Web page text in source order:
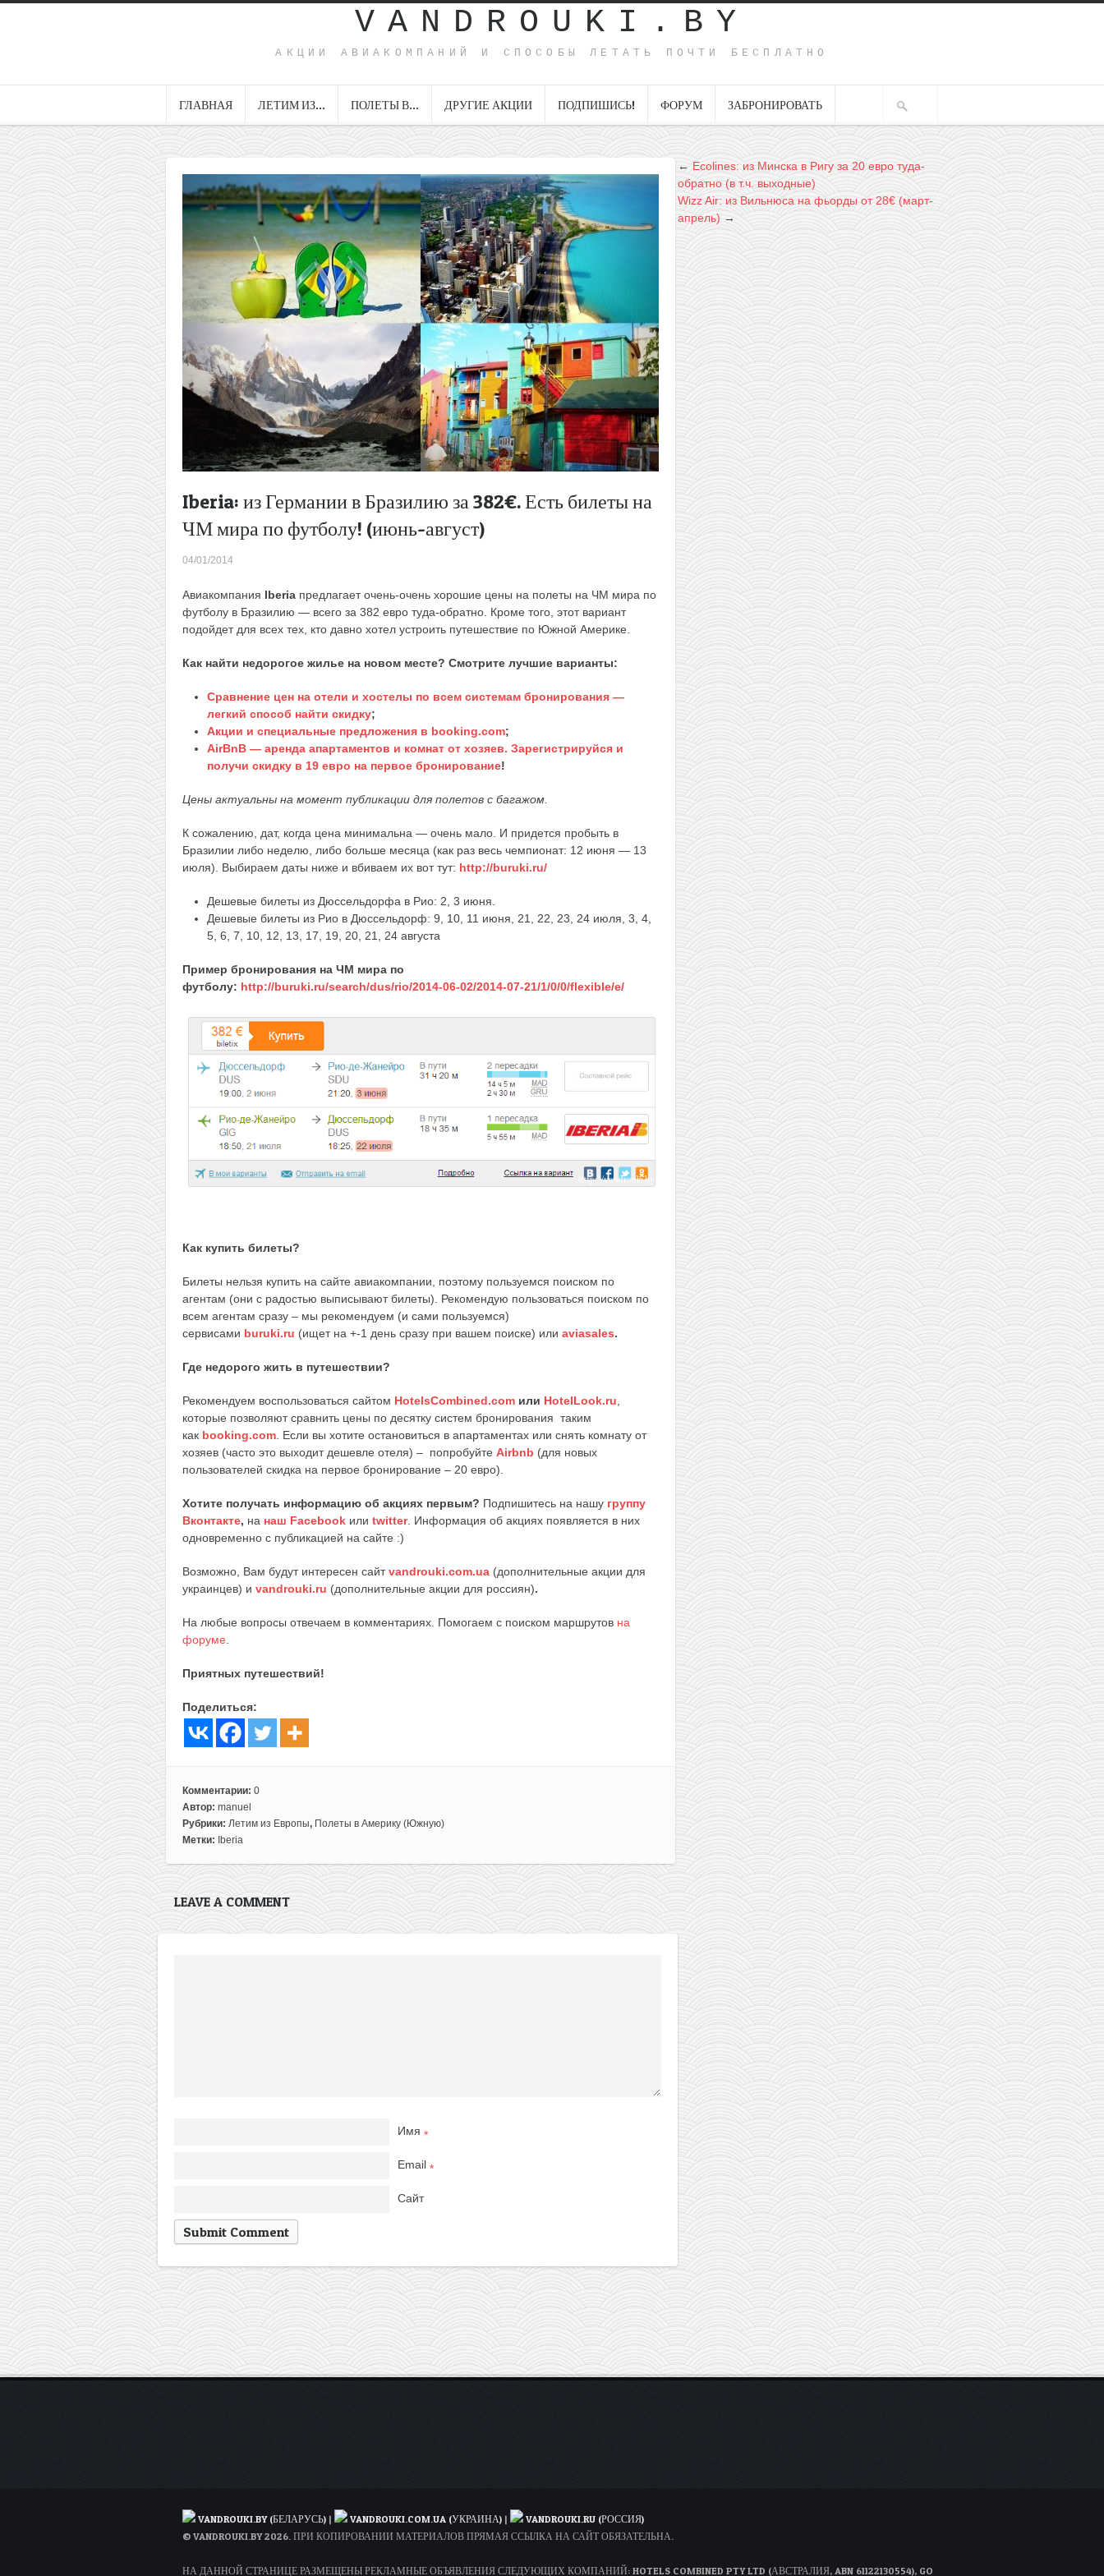
VANDROUKI.BY
АКЦИИ АВИАКОМПАНИЙ И СПОСОБЫ ЛЕТАТЬ ПОЧТИ БЕСПЛАТНО
ГЛАВНАЯ ЛЕТИМ ИЗ… ПОЛЕТЫ В… ДРУГИЕ АКЦИИ ПОДПИШИСЬ! ФОРУМ ЗАБРОНИРОВАТЬ
Iberia: из Германии в Бразилию за 382€. Есть билеты на
ЧМ мира по футболу! (июнь-август)
04/01/2014
Авиакомпания Iberia предлагает очень-очень хорошие цены на полеты на ЧМ мира по
футболу в Бразилию — всего за 382 евро туда-обратно. Кроме того, этот вариант
подойдет для всех тех, кто давно хотел устроить путешествие по Южной Америке.
Как найти недорогое жилье на новом месте? Смотрите лучшие варианты:
Сравнение цен на отели и хостелы по всем системам бронирования —
легкий способ найти скидку;
Акции и специальные предложения в booking.com;
AirBnB — аренда апартаментов и комнат от хозяев. Зарегистрируйся и
получи скидку в 19 евро на первое бронирование!
Цены актуальны на момент публикации для полетов с багажом.
К сожалению, дат, когда цена минимальна — очень мало. И придется пробыть в
Бразилии либо неделю, либо больше месяца (как раз весь чемпионат: 12 июня — 13
июля). Выбираем даты ниже и вбиваем их вот тут: http://buruki.ru/
Дешевые билеты из Дюссельдорфа в Рио: 2, 3 июня.
Дешевые билеты из Рио в Дюссельдорф: 9, 10, 11 июня, 21, 22, 23, 24 июля, 3, 4,
5, 6, 7, 10, 12, 13, 17, 19, 20, 21, 24 августа
Пример бронирования на ЧМ мира по
футболу: http://buruki.ru/search/dus/rio/2014-06-02/2014-07-21/1/0/0/flexible/e/
Как купить билеты?
Билеты нельзя купить на сайте авиакомпании, поэтому пользуемся поиском по
агентам (они с радостью выписывают билеты). Рекомендую пользоваться поиском по
всем агентам сразу – мы рекомендуем (и сами пользуемся)
сервисами buruki.ru (ищет на +-1 день сразу при вашем поиске) или aviasales.
Где недорого жить в путешествии?
Рекомендуем воспользоваться сайтом HotelsCombined.com или HotelLook.ru
которые позволяют сравнить цены по десятку систем бронирования таким
как booking.com . Если вы хотите остановиться в апартаментах или снять комнату от
хозяев (часто это выходит дешевле отеля) – попробуйте Airbnb (для новых
пользователей скидка на первое бронирование – 20 евро).
Хотите получать информацию об акциях первым? Подпишитесь на нашу группу
Вконтакте, на наш Facebook или twitter. Информация об акциях появляется в них
одновременно с публикацией на сайте :)
Возможно, Вам будут интересен сайтvandrouki.com.ua (дополнительные акции для
украинцев) и vandrouki.ru (дополнительные акции для россиян).
На любые вопросы отвечаем в комментариях. Помогаем с поиском маршрутов на
форуме
Приятных путешествий!
Поделиться:
Комментарии: 0
Автор: manuel
Рубрики: Летим из Европы, Полеты в Америку (Южную)
Метки: Iberia
LEAVE A COMMENT
Имя *
Email *
Сайт
←Ecolines: из Минска в Ригу за 20 евро туда-
обратно (в т.ч. выходные)
Wizz Air: из Вильнюса на фьорды от 28€ (март-
апрель) →
VANDROUKI.BY (БЕЛАРУСЬ) | VANDROUKI.COM.UA (УКРАИНА) |
VANDROUKI.RU (РОССИЯ)
© VANDROUKI.BY 2026. ПРИ КОПИРОВАНИИ МАТЕРИАЛОВ ПРЯМАЯ ССЫЛКА НА САЙТ ОБЯЗАТЕЛЬНА.
НА ДАННОЙ СТРАНИЦЕ РАЗМЕЩЕНЫ РЕКЛАМНЫЕ ОБЪЯВЛЕНИЯ СЛЕДУЮЩИХ КОМПАНИЙ: HOTELS COMBINED PTY LTD (АВСТРАЛИЯ, ABN 61122130554), GO